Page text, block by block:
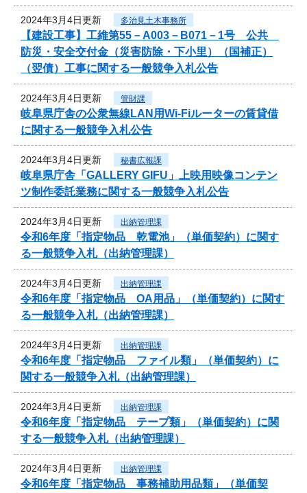
2024年3月4日更新 多治見土木事務所
【建設工事】工維第55－A003－B071－1号 公共
防災・安全交付金（災害防除・下小里）（国補正）
（翌債）工事に関する一般競争入札公告
2024年3月4日更新 管財課
岐阜県庁舎の公衆無線LAN用Wi-Fiルーターの賃貸借
に関する一般競争入札公告
2024年3月4日更新 秘書広報課
岐阜県庁舎「GALLERY GIFU」上映用映像コンテン
ツ制作委託業務に関する一般競争入札公告
2024年3月4日更新 出納管理課
令和6年度「指定物品 乾電池」（単価契約）に関す
る一般競争入札（出納管理課）
2024年3月4日更新 出納管理課
令和6年度「指定物品 OA用品」（単価契約）に関す
る一般競争入札（出納管理課）
2024年3月4日更新 出納管理課
令和6年度「指定物品 ファイル類」（単価契約）に
関する一般競争入札（出納管理課）
2024年3月4日更新 出納管理課
令和6年度「指定物品 テープ類」（単価契約）に関
する一般競争入札（出納管理課）
2024年3月4日更新 出納管理課
令和6年度「指定物品 事務補助用品類」（単価契